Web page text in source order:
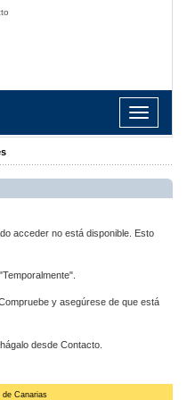
Toggle
navigation
acceder no está disponible. Esto
y asegúrese de que está
desde Contacto.
Canarias